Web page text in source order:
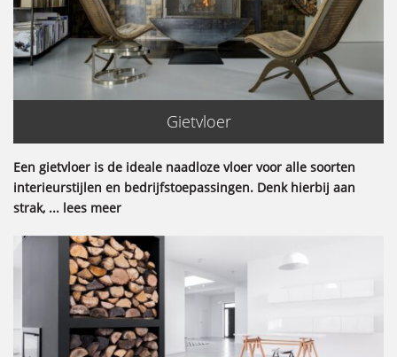
Gietvloer
Een gietvloer is de ideale naadloze vloer voor alle soorten
interieurstijlen en bedrijfstoepassingen. Denk hierbij aan
strak, ... lees meer